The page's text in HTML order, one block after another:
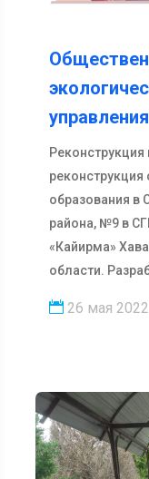
Реконструкция школы
образования в СГМ
района, №9 в СГМ «Коракум», №8 в СГМ
«Кайирма» Хавасского района Сырдарьинской
области.
26 мая 2022